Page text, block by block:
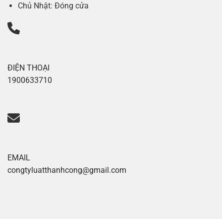
Chủ Nhật: Đóng cửa
ĐIỆN THOẠI
1900633710
EMAIL
congtyluatthanhcong@gmail.com